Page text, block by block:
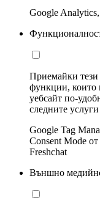
Google
Приемайки
функции, които
уебсайт по-
следните
Google Tag
Consent Mode
Freshchat
Външно